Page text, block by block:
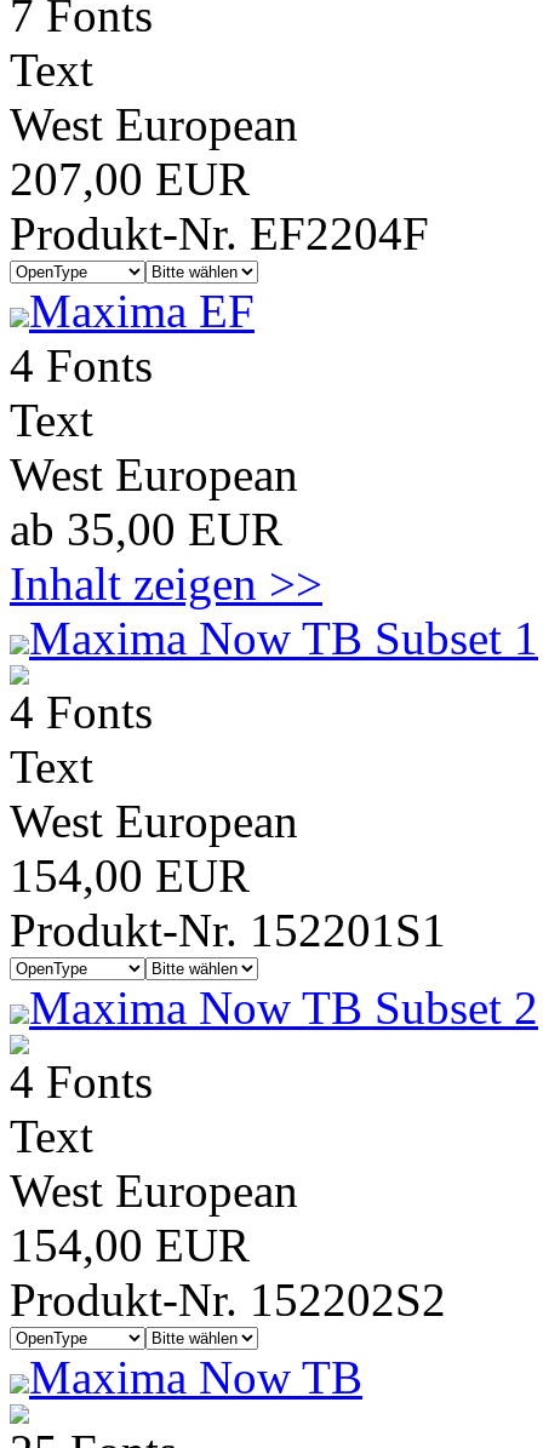
7 Fonts
Text
West European
207,00 EUR
Produkt-Nr. EF2204F
Maxima EF
4 Fonts
Text
West European
ab 35,00 EUR
Inhalt zeigen >>
Maxima Now TB Subset 1
4 Fonts
Text
West European
154,00 EUR
Produkt-Nr. 152201S1
Maxima Now TB Subset 2
4 Fonts
Text
West European
154,00 EUR
Produkt-Nr. 152202S2
Maxima Now TB